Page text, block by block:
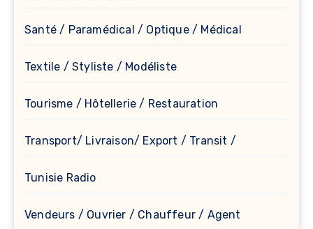
Santé / Paramédical / Optique / Médical
Textile / Styliste / Modéliste
Tourisme / Hôtellerie / Restauration
Transport/ Livraison/ Export / Transit /
Tunisie Radio
Vendeurs / Ouvrier / Chauffeur / Agent